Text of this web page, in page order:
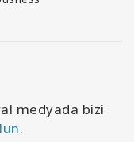
medyada bizi
.